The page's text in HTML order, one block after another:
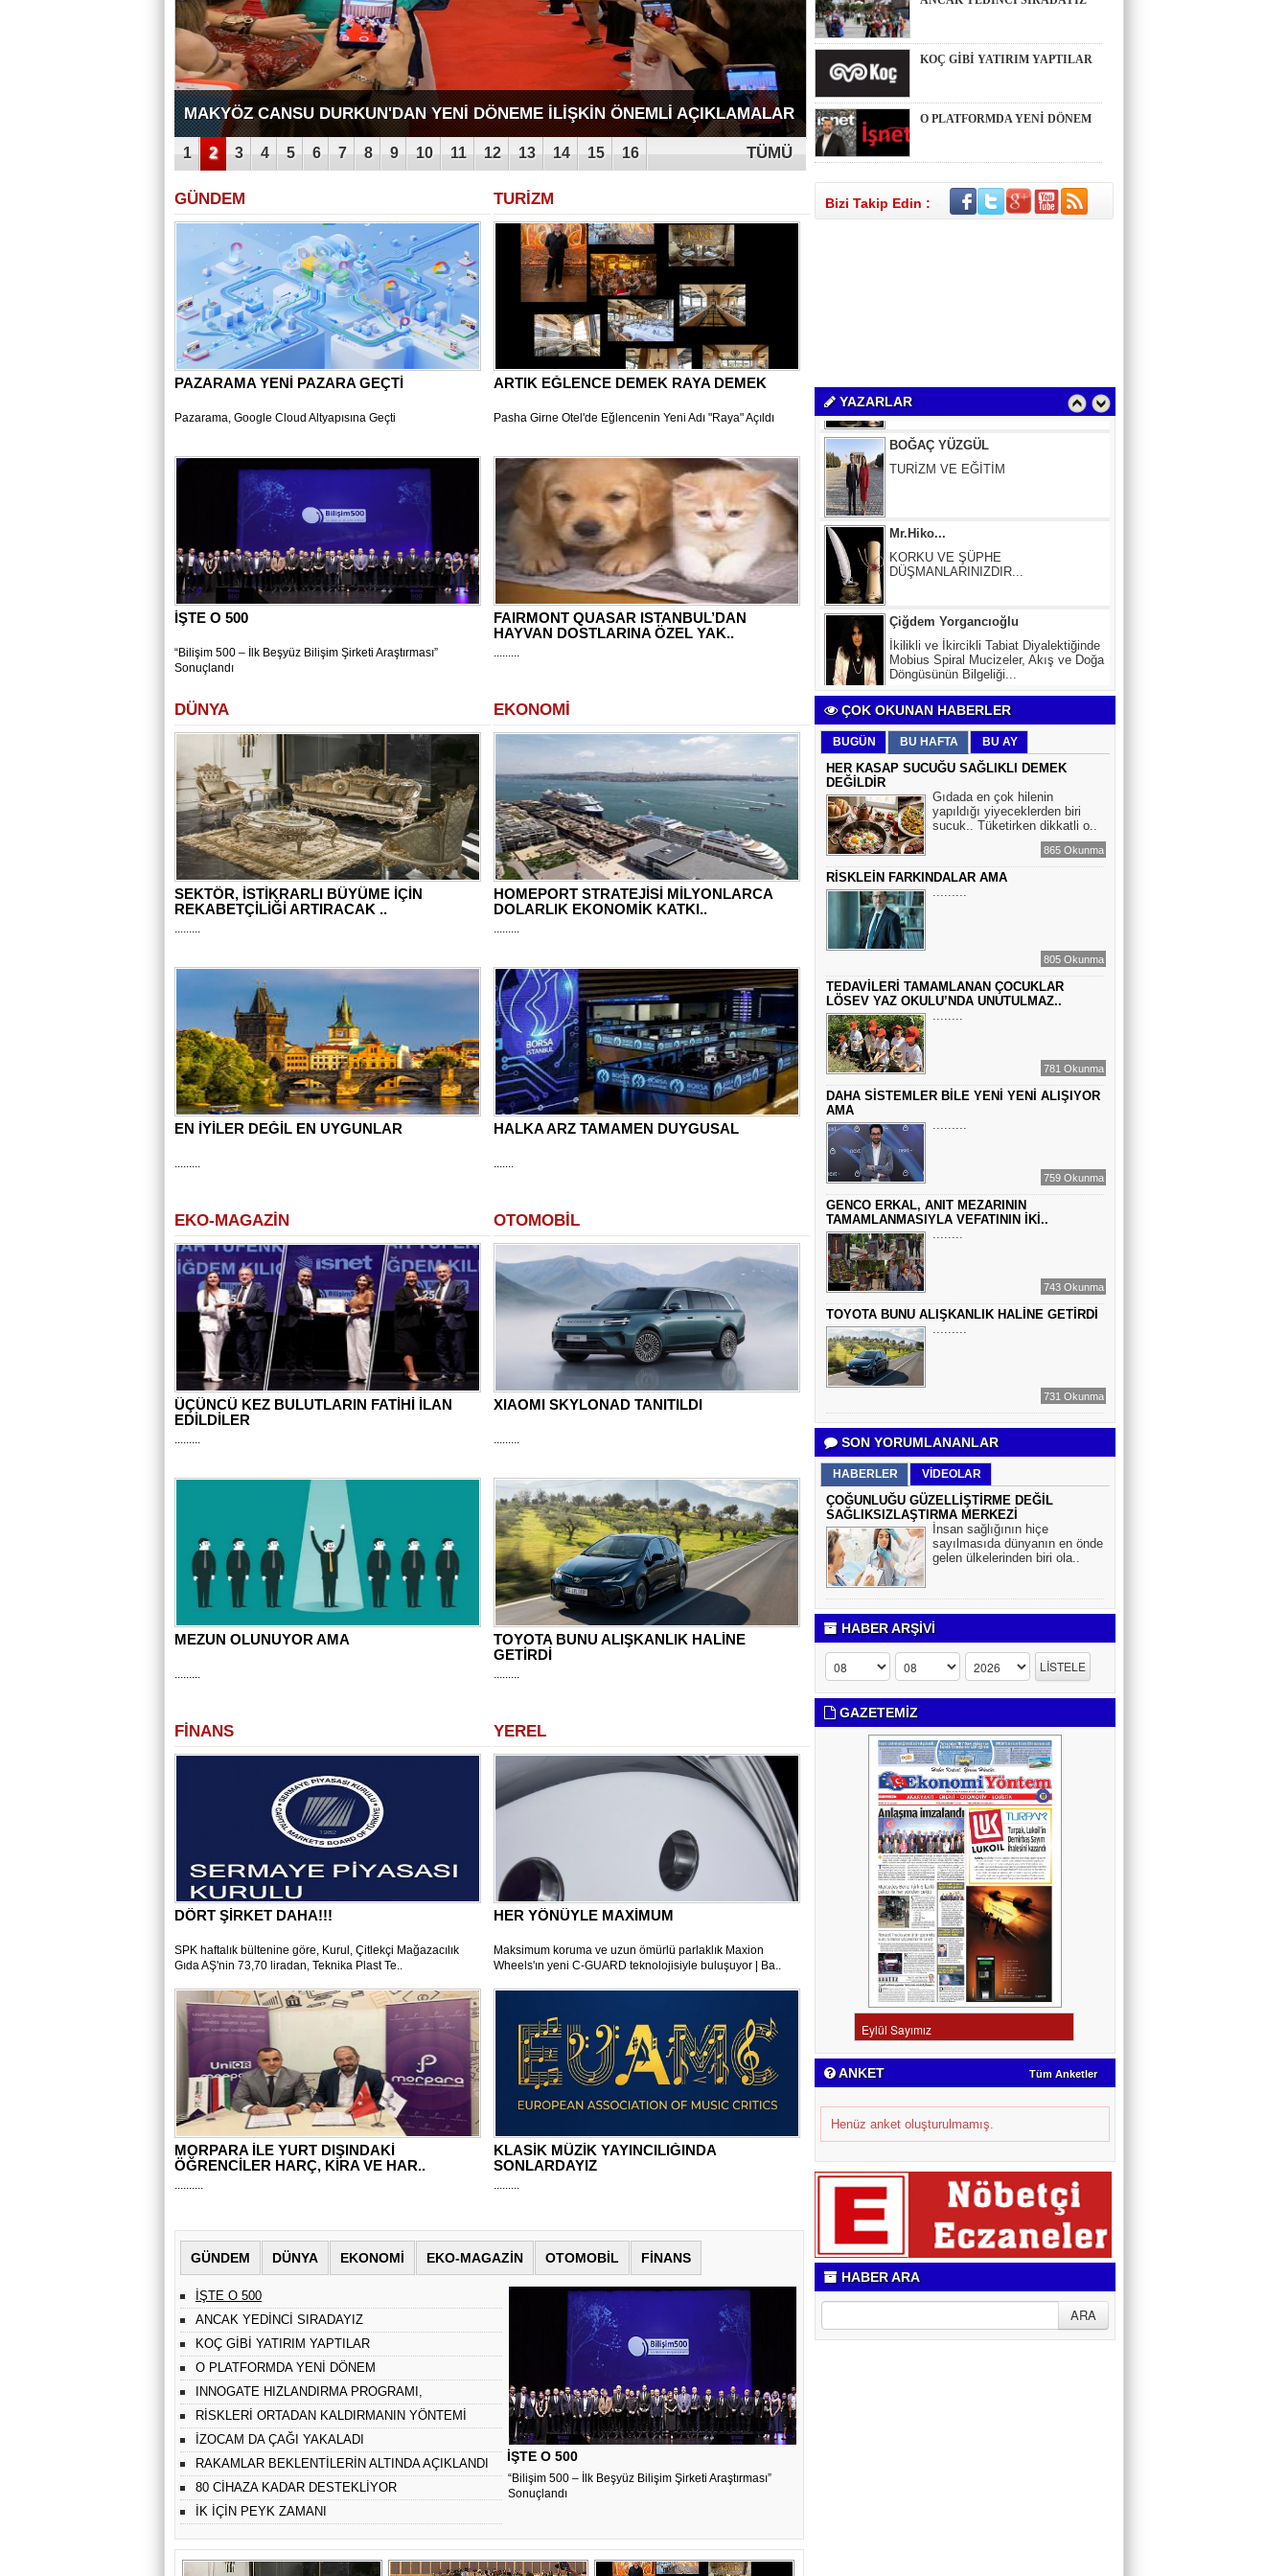
ARTIK EĞLENCE DEMEK RAYA DEMEK
TÜMÜ
1 2 3 4 5 6 7 8 9 10 11 12 13 14 15 16
KOÇ GİBİ YATIRIM YAPTILAR
O PLATFORMDA YENİ DÖNEM
Bizi Takip Edin :
YAZARLAR
Sinem Elgün
BİR ROMAN DAHA
BAYRAMDA ARA VERİN
OYUNCULARI
BOĞAÇ YÜZGÜL
TURİZM VE EĞİTİM
Mr.Hiko...
KORKU VE ŞÜPHE
DÜŞMANLARINIZDIR...
Çiğdem Yorgancıoğlu
İkilikli ve İkircikli Tabiat Diyalektiğinde
Mobius Spiral Mucizeler, Akış ve Doğa
Döngüsünün Bilgeliği...
BİR ROMAN DAHA
EMİR EMİRHANOĞLU
BAYRAMDA ARA VERİN
MACİT SOYDAN
DÜNYANIN MERKEZİNDE YAŞADIĞINI
SANANLAR...
ÇOK OKUNAN HABERLER
BUGÜN BU HAFTA BU AY
HER KASAP SUCUĞU SAĞLIKLI DEMEK
DEĞİLDİR
Gıdada en çok hilenin
yapıldığı yiyeceklerden biri
sucuk.. Tüketirken dikkatli o..
865 Okunma
RİSKLEİN FARKINDALAR AMA
.........
805 Okunma
TEDAVİLERİ TAMAMLANAN ÇOCUKLAR
LÖSEV YAZ OKULU’NDA UNUTULMAZ..
........
781 Okunma
DAHA SİSTEMLER BİLE YENİ YENİ ALIŞIYOR
AMA
.........
759 Okunma
GENCO ERKAL, ANIT MEZARININ
TAMAMLANMASIYLA VEFATININ İKİ..
........
743 Okunma
TOYOTA BUNU ALIŞKANLIK HALİNE GETİRDİ
.........
731 Okunma
SON YORUMLANANLAR
HABERLER VİDEOLAR
ÇOĞUNLUĞU GÜZELLİŞTİRME DEĞİL
SAĞLIKSIZLAŞTIRMA MERKEZİ
İnsan sağlığının hiçe
sayılmasıda dünyanın en önde
gelen ülkelerinden biri ola..
HABER ARŞİVİ
GAZETEMİZ
ANKET Tüm Anketler
Henüz anket oluşturulmamış.
HABER ARA
GÜNDEM
PAZARAMA YENİ PAZARA GEÇTİ
Pazarama, Google Cloud Altyapısına Geçti
İŞTE O 500
“Bilişim 500 – İlk Beşyüz Bilişim Şirketi Araştırması”
Sonuçlandı
TURİZM
ARTIK EĞLENCE DEMEK RAYA DEMEK
Pasha Girne Otel'de Eğlencenin Yeni Adı "Raya" Açıldı
FAIRMONT QUASAR ISTANBUL’DAN
HAYVAN DOSTLARINA ÖZEL YAK..
.........
DÜNYA
SEKTÖR, İSTİKRARLI BÜYÜME İÇİN
REKABETÇİLİĞİ ARTIRACAK ..
.........
EN İYİLER DEĞİL EN UYGUNLAR
.........
EKONOMİ
HOMEPORT STRATEJİSİ MİLYONLARCA
DOLARLIK EKONOMİK KATKI..
.........
HALKA ARZ TAMAMEN DUYGUSAL
.......
EKO-MAGAZİN
ÜÇÜNCÜ KEZ BULUTLARIN FATİHİ İLAN
EDİLDİLER
.........
MEZUN OLUNUYOR AMA
.........
OTOMOBİL
XIAOMI SKYLONAD TANITILDI
.........
TOYOTA BUNU ALIŞKANLIK HALİNE
GETİRDİ
.........
FİNANS
DÖRT ŞİRKET DAHA!!!
SPK haftalık bültenine göre, Kurul, Çitlekçi Mağazacılık
Gıda AŞ'nin 73,70 liradan, Teknika Plast Te..
MORPARA İLE YURT DIŞINDAKİ
ÖĞRENCİLER HARÇ, KİRA VE HAR..
..........
YEREL
HER YÖNÜYLE MAXİMUM
Maksimum koruma ve uzun ömürlü parlaklık Maxion
Wheels'ın yeni C-GUARD teknolojisiyle buluşuyor | Ba..
KLASİK MÜZİK YAYINCILIĞINDA
SONLARDAYIZ
.........
GÜNDEM DÜNYA EKONOMİ EKO-MAGAZİN OTOMOBİL FİNANS
İŞTE O 500
“Bilişim 500 – İlk Beşyüz Bilişim Şirketi Araştırması”
Sonuçlandı
İŞTE O 500
ANCAK YEDİNCİ SIRADAYIZ
KOÇ GİBİ YATIRIM YAPTILAR
O PLATFORMDA YENİ DÖNEM
INNOGATE HIZLANDIRMA PROGRAMI,
GİRİŞİMLERİ SİLİKON..
RİSKLERİ ORTADAN KALDIRMANIN YÖNTEMİ
İLETİŞİMDEN G..
İZOCAM DA ÇAĞI YAKALADI
RAKAMLAR BEKLENTİLERİN ALTINDA AÇIKLANDI
80 CİHAZA KADAR DESTEKLİYOR
İK İÇİN PEYK ZAMANI